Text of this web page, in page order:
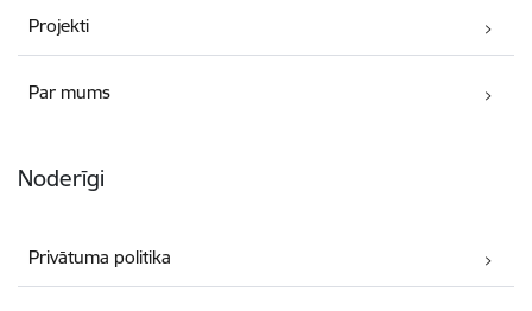
Projekti
Par mums
Noderīgi
Privātuma politika